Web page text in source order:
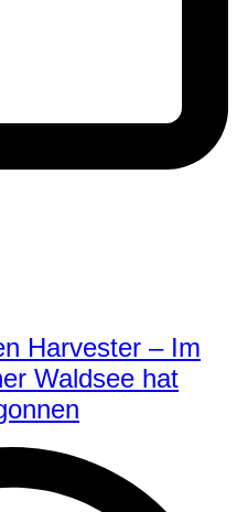
Harvester – Im
Waldsee hat